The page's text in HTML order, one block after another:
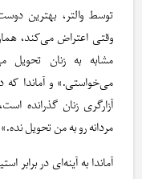
توسط والتر، بهترین
وقتی اعتراض می‌کند،
مشابه به زنان
می‌خواستی.» و آماندا که
آزارگری زنان گذرانده
مردانه رو به من تحویل نده.»
آماندا به آینه‌ای در برابر